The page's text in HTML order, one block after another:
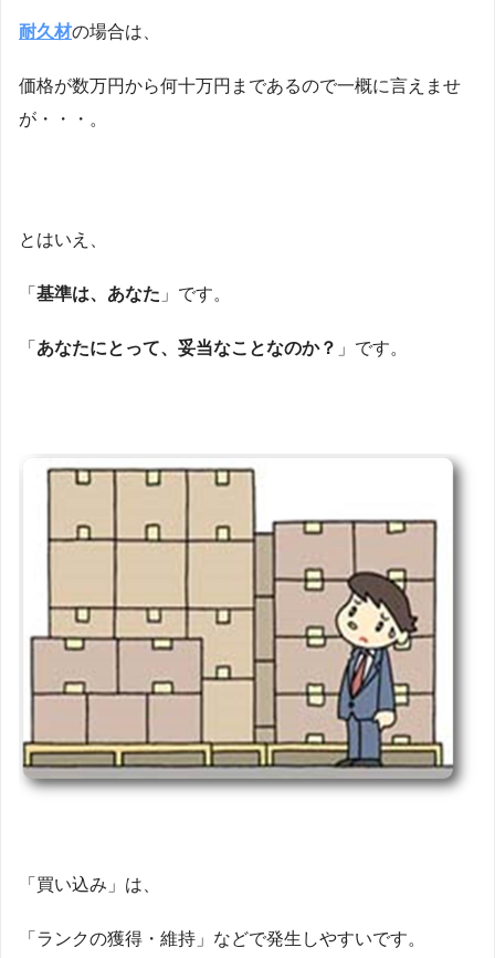
耐久材の場合は、
価格が数万円から何十万円まであるので一概に言えませ
が・・・。
とはいえ、
「 基準は、あなた 」です。
「 あなたにとって、妥当なことなのか？ 」です。
「買い込み」は、
「ランクの獲得・維持」などで発生しやすいです。